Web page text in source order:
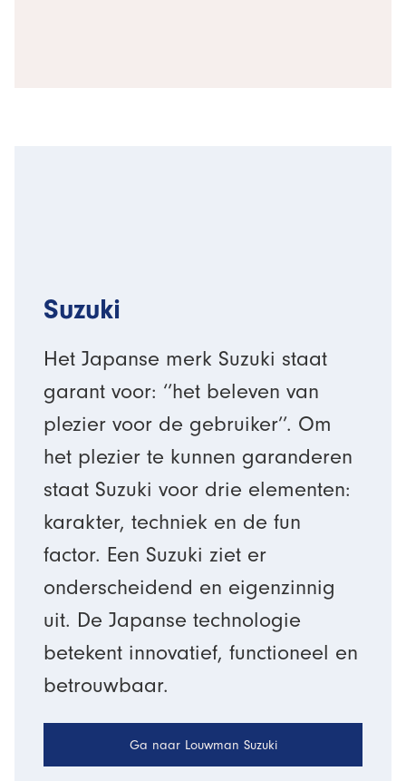
Suzuki
Het Japanse merk Suzuki staat
garant voor: ‘’het beleven van
plezier voor de gebruiker’’. Om
het plezier te kunnen garanderen
staat Suzuki voor drie elementen:
karakter, techniek en de fun
factor. Een Suzuki ziet er
onderscheidend en eigenzinnig
uit. De Japanse technologie
betekent innovatief, functioneel en
betrouwbaar.
Ga naar Louwman Suzuki